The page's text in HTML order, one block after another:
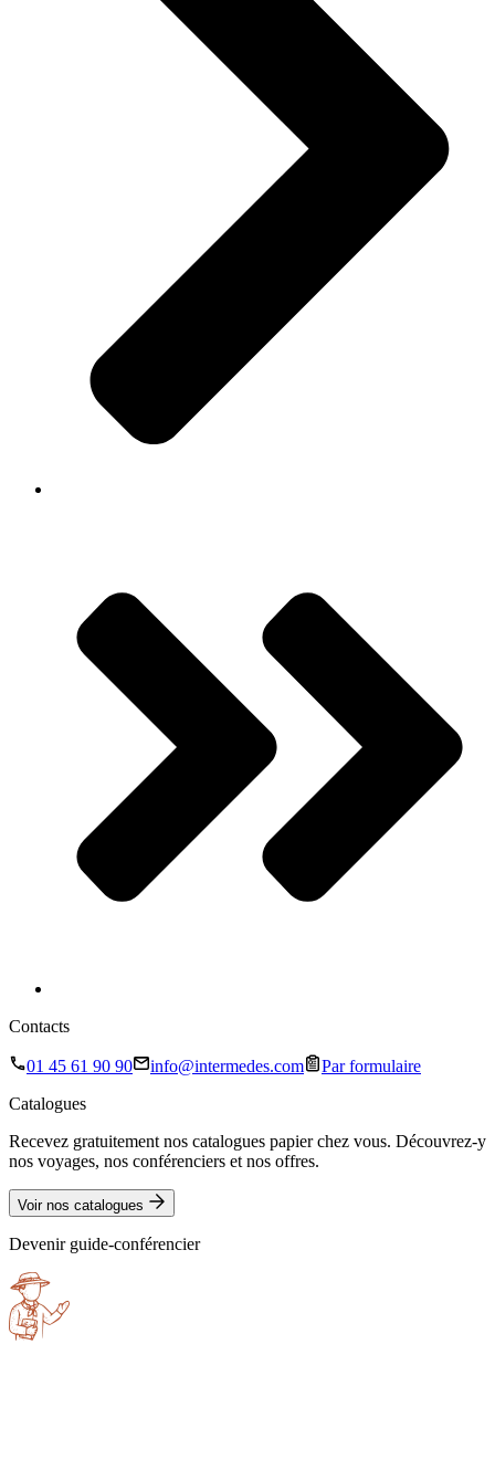
Contacts
01 45 61 90 90 info@intermedes.com
Par formulaire
Catalogues
Recevez gratuitement nos catalogues papier chez vous. Découvrez-y
nos voyages, nos conférenciers et nos offres.
Voir nos catalogues
Devenir guide-conférencier